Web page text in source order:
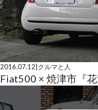
2016.07.12 クルマと人
Fiat500 × 焼津市『花